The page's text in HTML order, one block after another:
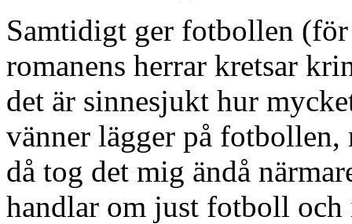
Samtidigt ger fotbollen
romanens herrar kretsar
det är sinnesjukt hur
vänner lägger på fotbollen,
då tog det mig ändå
handlar om just fotboll och